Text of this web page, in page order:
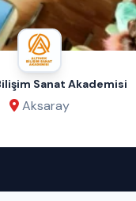
Sanat Akademisi
Aksaray